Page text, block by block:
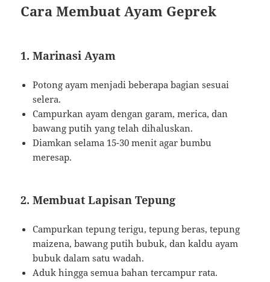
Cara Membuat Ayam Geprek
1. Marinasi Ayam
Potong ayam menjadi beberapa bagian sesuai
selera.
Campurkan ayam dengan garam, merica, dan
bawang putih yang telah dihaluskan.
Diamkan selama 15-30 menit agar bumbu
meresap.
2. Membuat Lapisan Tepung
Campurkan tepung terigu, tepung beras, tepung
maizena, bawang putih bubuk, dan kaldu ayam
bubuk dalam satu wadah.
Aduk hingga semua bahan tercampur rata.